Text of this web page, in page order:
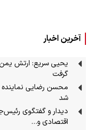
آخرین اخبار
یحیی سریع: ارتش یمن
گرفت
محسن رضایی نماینده
شد
دیدار و گفتگوی
اقتصادی و…